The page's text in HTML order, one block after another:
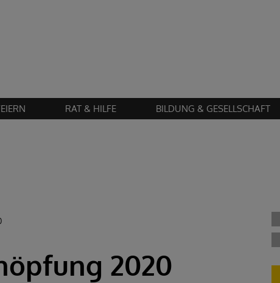
, um diesen Inhalt
RAT & HILFE BILDUNG & GESELLSCHAFT
2020